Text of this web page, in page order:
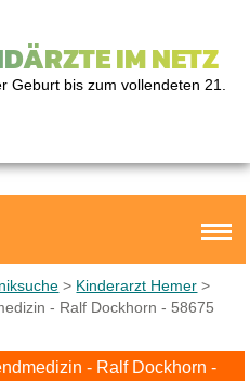
IM NETZ
Geburt bis zum vollendeten 21.
> Kinderarzt Hemer >
- Ralf Dockhorn - 58675
- Ralf Dockhorn -